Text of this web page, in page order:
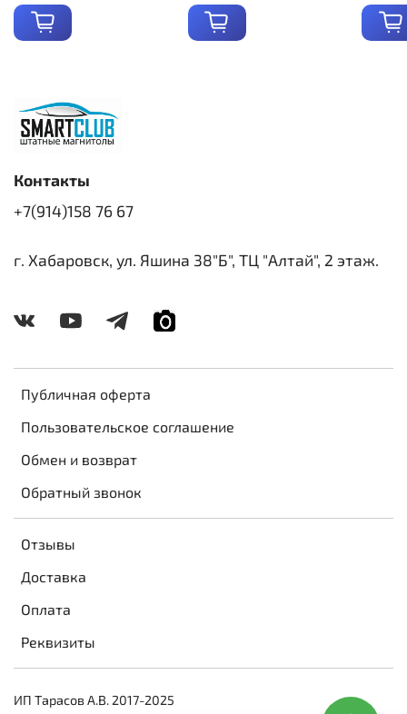
Публичная оферта
Пользовательское соглашение
Обмен и возврат
Обратный звонок
Отзывы
Доставка
Оплата
Реквизиты
Контакты
+7(914)158 76 67
г. Хабаровск, ул. Яшина 38"Б", ТЦ "Алтай", 2 этаж.
ИП Тарасов А.В. 2017-2025